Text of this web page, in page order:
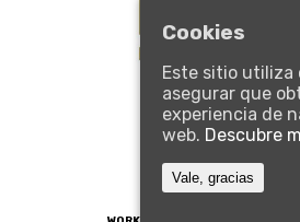
Plaza
07100 Sóller,
Tel.: +34 971 634
Cookies
Este sitio utiliza
asegurar que
experiencia de
web. Descubre
Vale, gracias